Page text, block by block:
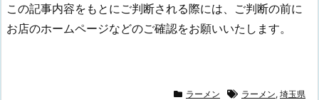
この記事内容をもとにご判断される際には、ご判断の前に
お店のホームページなどのご確認をお願いいたします。
ラーメン ラーメン, 埼玉県